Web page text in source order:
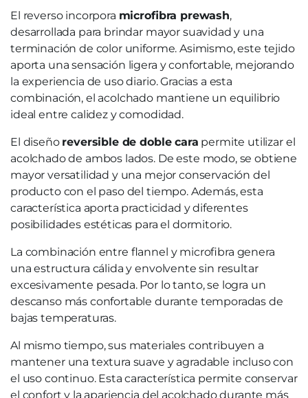
El reverso incorpora microfibra prewash,
desarrollada para brindar mayor suavidad y una
terminación de color uniforme. Asimismo, este tejido
aporta una sensación ligera y confortable, mejorando
la experiencia de uso diario. Gracias a esta
combinación, el acolchado mantiene un equilibrio
ideal entre calidez y comodidad.
El diseño reversible de doble cara permite utilizar el
acolchado de ambos lados. De este modo, se obtiene
mayor versatilidad y una mejor conservación del
producto con el paso del tiempo. Además, esta
característica aporta practicidad y diferentes
posibilidades estéticas para el dormitorio.
La combinación entre flannel y microfibra genera
una estructura cálida y envolvente sin resultar
excesivamente pesada. Por lo tanto, se logra un
descanso más confortable durante temporadas de
bajas temperaturas.
Al mismo tiempo, sus materiales contribuyen a
mantener una textura suave y agradable incluso con
el uso continuo. Esta característica permite conservar
el confort y la apariencia del acolchado durante más